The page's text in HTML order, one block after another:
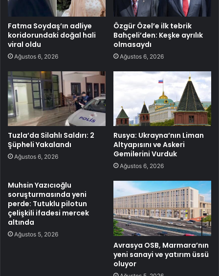
Fatma Soydaş’ın adliye
koridorundaki doğal hali
viral oldu
Ağustos 6, 2026
Özgür Özel’e ilk tebrik
Bahçeli’den: Keşke ayrılık
olmasaydı
Ağustos 6, 2026
Tuzla’da Silahlı Saldırı: 2
Şüpheli Yakalandı
Ağustos 6, 2026
Rusya: Ukrayna’nın Liman
Altyapısını ve Askeri
Gemilerini Vurduk
Ağustos 6, 2026
Muhsin Yazıcıoğlu
soruşturmasında yeni
perde: Tutuklu pilotun
çelişkili ifadesi mercek
altında
Ağustos 5, 2026
Avrasya OSB, Marmara’nın
yeni sanayi ve yatırım üssü
oluyor